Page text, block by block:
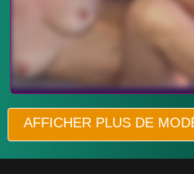
AFFICHER PLUS DE